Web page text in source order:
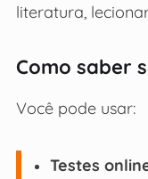
literatura,
Como saber
Você pode usar:
Testes